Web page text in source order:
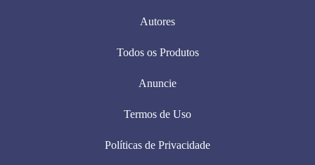
Autores
Todos os Produtos
Anuncie
Termos de Uso
Políticas de Privacidade